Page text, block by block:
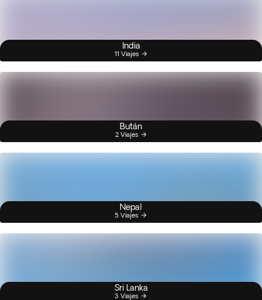
India
11 Viajes
Bután
2 Viajes
Nepal
5 Viajes
Sri Lanka
3 Viajes